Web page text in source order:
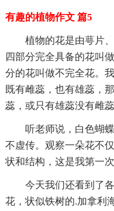
有趣的植物作文 篇5
植物的花是由萼片
四部分完全具备的花叫
分的花叫做不完全花。
既有雌蕊，也有雄蕊，
蕊，或只有雄蕊没有雌
听老师说，白色蝴
不虚传。观察一朵花不
状和结构，这是我第一
今天我们还看到了
花，状似铁树的.加拿利